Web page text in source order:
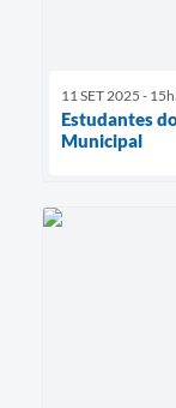
11 SET 2025 -
Estudantes
Municipal